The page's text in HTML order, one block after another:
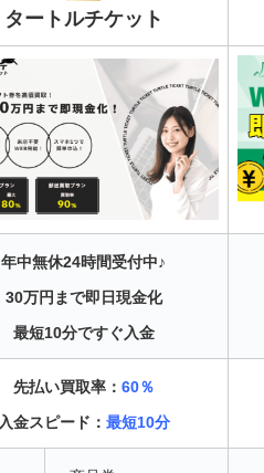
タートルチケット
年中無休24時間受付中♪
30万円まで即日現金化
最短10分ですぐ入金
先払い買取率： 60％
入金スピード： 最短10分